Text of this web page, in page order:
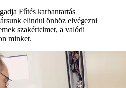
Fűtés karbantartás
elindul önhöz elvégezni
szakértelmet, a valódi
minket.